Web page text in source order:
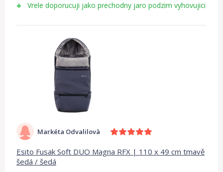
Vrele doporucuji jako prechodny jaro podzim vyhovujici
Markéta Odvalilovà
Esito Fusak Soft DUO Magna RFX | 110 x 49 cm tmavě
šedá / šedá